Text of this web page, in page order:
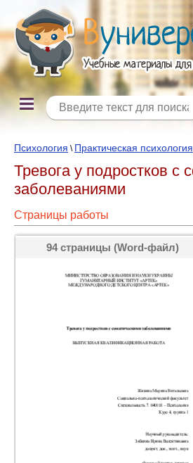
Психология \ Практическая психология
Тревога у подростков с
заболеваниями
Страницы работы
94 страницы (Word-файл)